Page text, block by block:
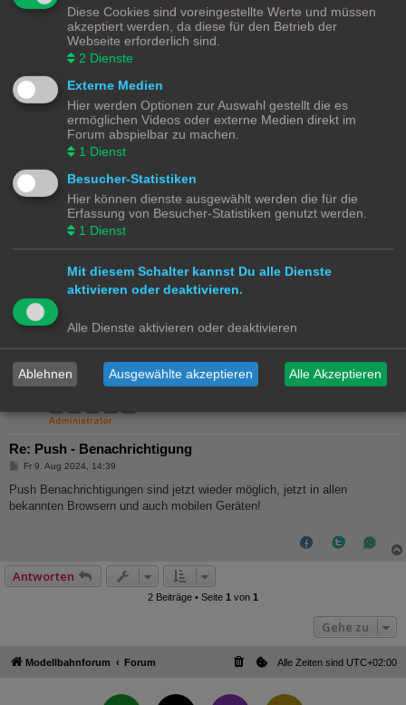
Re: Push - Benachrichtigung
B
r
Fr 9. Aug 2024, 14:39
Push Benachrichtigungen sind jetzt wieder möglich, jetzt in allen
bekannten Browsern und auch mobilen Geräten!
Antworten
2 Beiträge • Seite 1 von 1
Gehe zu
Modellbahnforum Forum Alle Zeiten sind UTC+02:00
Diese Cookies sind voreingestellte Werte und müssen
akzeptiert werden, da diese für den Betrieb der
Webseite erforderlich sind.
2 Dienste
Externe Medien
Hier werden Optionen zur Auswahl gestellt die es
ermöglichen Videos oder externe Medien direkt im
Forum abspielbar zu machen.
1 Dienst
Besucher-Statistiken
Hier können dienste ausgewählt werden die für die
Erfassung von Besucher-Statistiken genutzt werden.
1 Dienst
Mit diesem Schalter kannst Du alle Dienste
aktivieren oder deaktivieren.
Alle Dienste aktivieren oder deaktivieren
Ablehnen Ausgewählte akzeptieren Alle Akzeptieren